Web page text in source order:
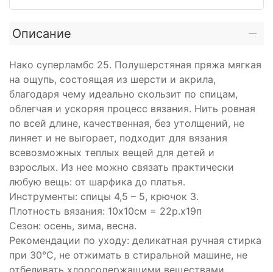
Описание
Нако суперламбс 25. Полушерстяная пряжа мягкая
на ощупь, состоящая из шерсти и акрила,
благодаря чему идеально скользит по спицам,
облегчая и ускоряя процесс вязания. Нить ровная
по всей длине, качественная, без утолщений, не
линяет и не выгорает, подходит для вязания
всевозможных теплых вещей для детей и
взрослых. Из нее можно связать практически
любую вещь: от шарфика до платья.
Инструменты: спицы 4,5 – 5, крючок 3.
Плотность вязания: 10х10см = 22р.х19п
Сезон: осень, зима, весна.
Рекомендации по уходу: деликатная ручная стирка
при 30°С, не отжимать в стиральной машине, не
отбеливать хлорсодержащими веществами.